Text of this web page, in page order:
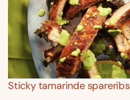
Sticky tamarinde spareribs